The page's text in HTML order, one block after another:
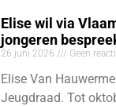
Elise wil via
jongeren
26 juni 2026 Geen
Elise Van
Jeugdraad. Tot